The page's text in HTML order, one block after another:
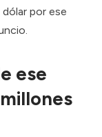
por ese
ese